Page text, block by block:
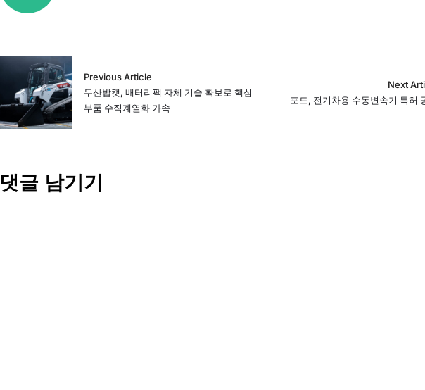
Previous Article
두산밥캣, 배터리팩 자체 기술 확보로 핵심
부품 수직계열화 가속
Next
포드, 전기차용 수동변속기 특허
댓글 남기기